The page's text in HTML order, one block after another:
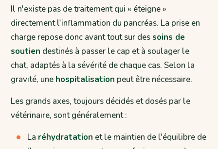
Il n'existe pas de traitement qui « éteigne »
directement l'inflammation du pancréas. La prise en
charge repose donc avant tout sur dessoins de
soutien destinés à passer le cap et à soulager le
chat, adaptés à la sévérité de chaque cas. Selon la
gravité, une hospitalisation peut être nécessaire.
Les grands axes, toujours décidés et dosés par le
vétérinaire, sont généralement :
La réhydratation et le maintien de l'équilibre de